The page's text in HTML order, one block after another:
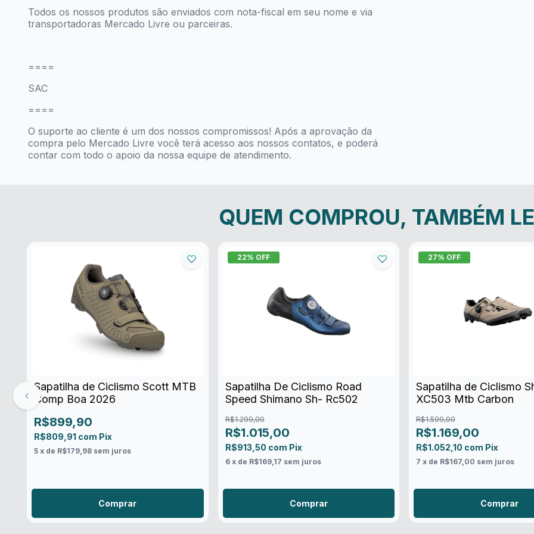
Todos os nossos produtos são enviados com nota-fiscal em seu nome e via
transportadoras Mercado Livre ou parceiras.
====
SAC
====
O suporte ao cliente é um dos nossos compromissos! Após a aprovação da
compra pelo Mercado Livre você terá acesso aos nossos contatos, e poderá
contar com todo o apoio da nossa equipe de atendimento.
QUEM COMPROU, TAMBÉM
Sapatilha de Ciclismo Scott MTB
Comp Boa 2026
R$899,90
R$809,91 com Pix
5 x de R$179,98 sem juros
Comprar
22% OFF
Sapatilha De Ciclismo Road
Speed Shimano Sh- Rc502
R$1.299,00
R$1.015,00
R$913,50 com Pix
6 x de R$169,17 sem juros
Comprar
27% OFF
Sapatilha de Ciclismo
XC503 Mtb Carbon
R$1.599,90
R$1.169,00
R$1.052,10 com Pix
7 x de R$167,00 sem juros
Comprar